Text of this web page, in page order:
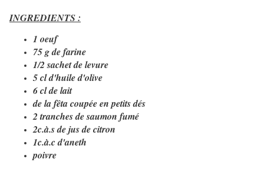
INGREDIENTS :
1 oeuf
75 g de farine
1/2 sachet de levure
5 cl d'huile d'olive
6 cl de lait
de la fêta coupée en petits dés
2 tranches de saumon fumé
2c.à.s de jus de citron
1c.à.c d'aneth
poivre